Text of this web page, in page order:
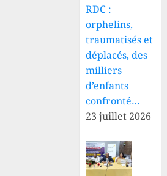
RDC :
orphelins,
traumatisés et
déplacés, des
milliers
d’enfants
confronté…
23 juillet 2026